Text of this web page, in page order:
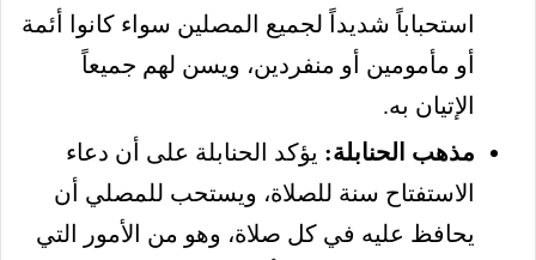
استحباباً شديداً لجميع المصلين سواء كانوا أئمة
أو مأمومين أو منفردين، ويسن لهم جميعاً
الإتيان به.
مذهب الحنابلة: يؤكد الحنابلة على أن دعاء
الاستفتاح سنة للصلاة، ويستحب للمصلي أن
يحافظ عليه في كل صلاة، وهو من الأمور التي